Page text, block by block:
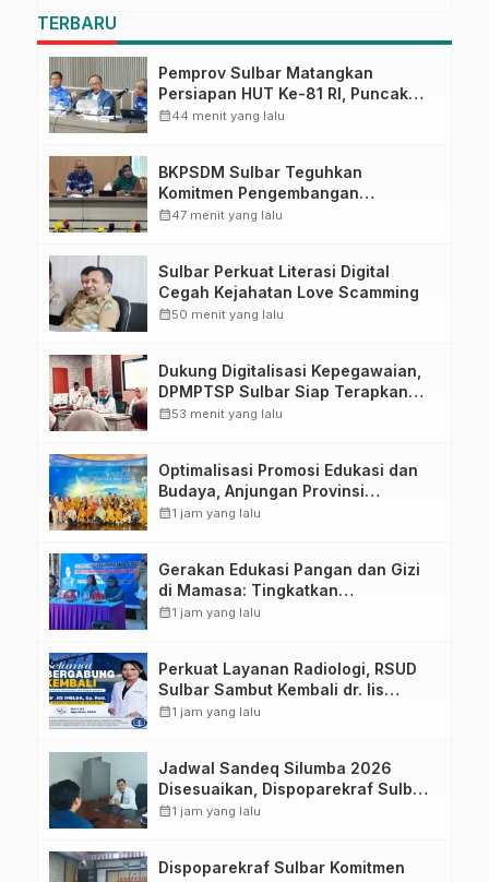
TERBARU
Pemprov Sulbar Matangkan
Persiapan HUT Ke-81 RI, Puncak
Upacara di Lapangan Ahmad
calendar_month44 menit yang lalu
BKPSDM Sulbar Teguhkan
Komitmen Pengembangan
Kompetensi ASN melalui
calendar_month47 menit yang lalu
Sulbar Perkuat Literasi Digital
Cegah Kejahatan Love Scamming
calendar_month50 menit yang lalu
Dukung Digitalisasi Kepegawaian,
DPMPTSP Sulbar Siap Terapkan
Aplikasi FLEKSI ASN
calendar_month53 menit yang lalu
Optimalisasi Promosi Edukasi dan
Budaya, Anjungan Provinsi
Sulawesi Barat Perkuat Kolaborasi
calendar_month1 jam yang lalu
Gerakan Edukasi Pangan dan Gizi
di Mamasa: Tingkatkan
Pengetahuan dan Keterampilan
calendar_month1 jam yang lalu
Perkuat Layanan Radiologi, RSUD
Sulbar Sambut Kembali dr. Iis
Imelda, Sp.Rad
calendar_month1 jam yang lalu
Jadwal Sandeq Silumba 2026
Disesuaikan, Dispoparekraf Sulbar
Pastikan Persiapan Tetap
calendar_month1 jam yang lalu
Dispoparekraf Sulbar Komitmen